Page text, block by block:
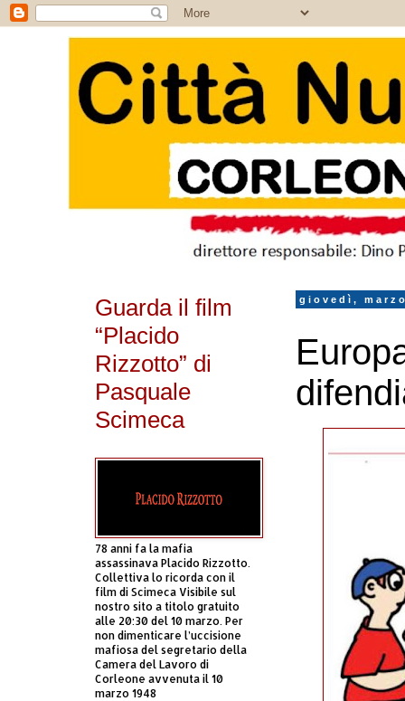
giovedì,
Guarda il film
“Placido
Rizzotto” di
Pasquale
Scimeca
78 anni fa la mafia
assassinava Placido Rizzotto.
Collettiva lo ricorda con il
film di Scimeca Visibile sul
nostro sito a titolo gratuito
alle 20:30 del 10 marzo. Per
non dimenticare l’uccisione
mafiosa del segretario della
Camera del Lavoro di
Corleone avvenuta il 10
marzo 1948